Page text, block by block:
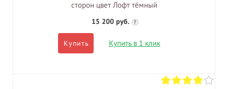
сторон цвет Лофт тёмный
15 200 руб. ?
Купить Купить в 1 клик